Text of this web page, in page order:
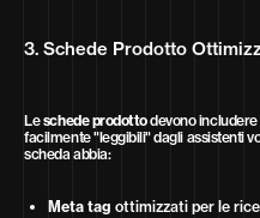
3. Schede Prodotto
Leschede prodottodevono
facilmente "leggibili" dagli assistenti
scheda abbia:
Meta tag ottimizzati per le